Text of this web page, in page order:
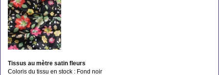
Tissus au mètre satin fleurs
Coloris du tissu en stock : Fond noir